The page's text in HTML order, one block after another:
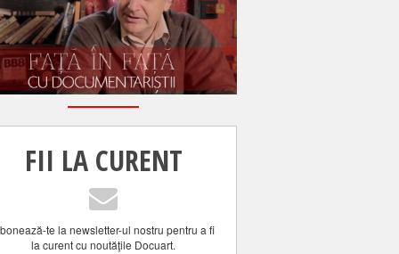
FII LA CURENT
te la newsletter-ul nostru pentru a fi
la curent cu noutăţile Docuart.